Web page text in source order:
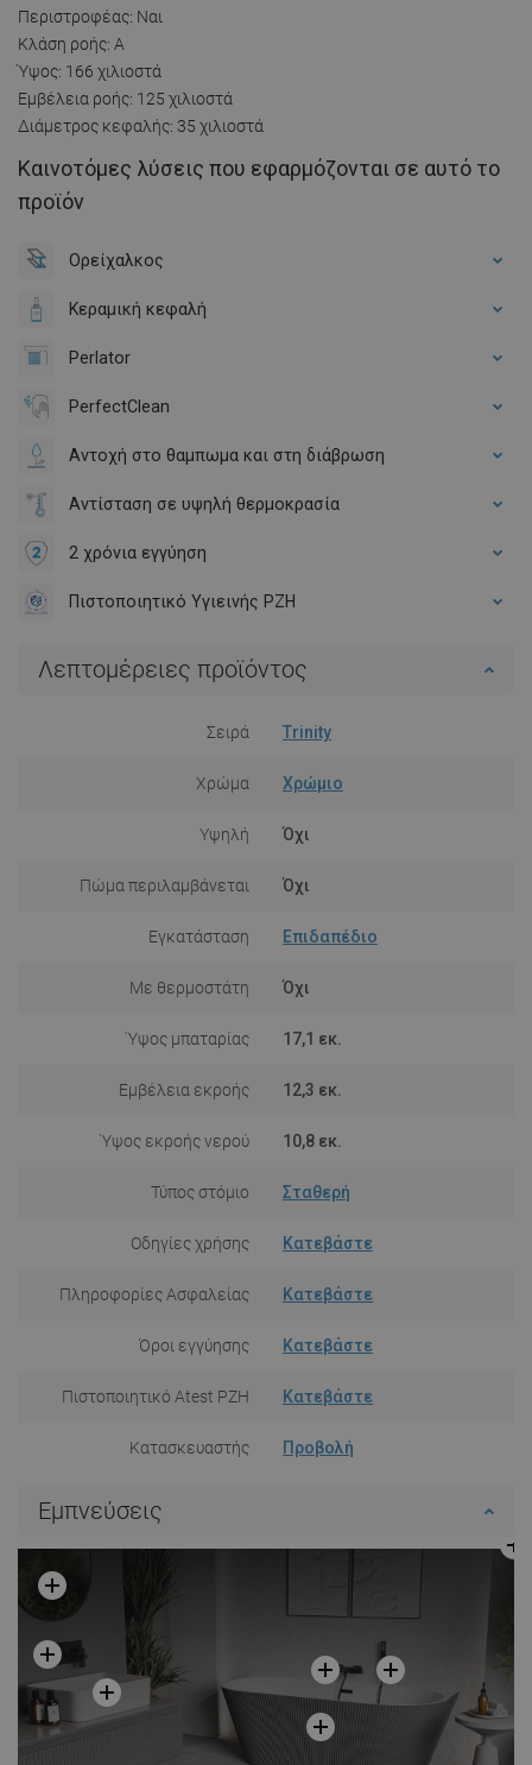
Περιστροφέας: Ναι
Κλάση ροής: A
Ύψος: 166 χιλιοστά
Εμβέλεια ροής: 125 χιλιοστά
Διάμετρος κεφαλής: 35 χιλιοστά
Καινοτόμες λύσεις που εφαρμόζονται σε αυτό το
προϊόν
Ορείχαλκος
Κεραμική κεφαλή
Perlator
PerfectClean
Αντοχή στο θαμπωμα και στη διάβρωση
Αντίσταση σε υψηλή θερμοκρασία
2 χρόνια εγγύηση
Πιστοποιητικό Υγιεινής PZH
Λεπτομέρειες προϊόντος
Σειρά Trinity
Χρώμα Χρώμιο
Υψηλή Όχι
Πώμα περιλαμβάνεται Όχι
Εγκατάσταση Επιδαπέδιο
Με θερμοστάτη Όχι
Ύψος μπαταρίας 17,1 εκ.
Εμβέλεια εκροής 12,3 εκ.
Ύψος εκροής νερού 10,8 εκ.
Τύπος στόμιο Σταθερή
Οδηγίες χρήσης Κατεβάστε
Πληροφορίες Ασφαλείας Κατεβάστε
Όροι εγγύησης Κατεβάστε
Πιστοποιητικό Atest PZH Κατεβάστε
Κατασκευαστής Προβολή
Εμπνεύσεις